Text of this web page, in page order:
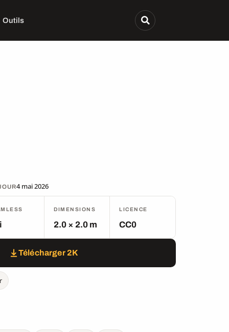
Outils
4 mai 2026
DIMENSIONS
2.0 × 2.0 m
LICENCE
CC0
Télécharger 2K